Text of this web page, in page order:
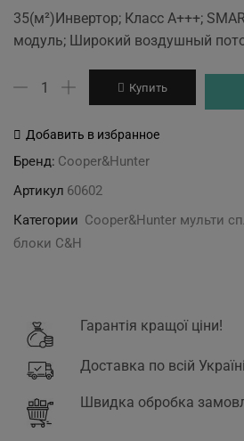
price
was:
price
is:
35(м²)Инвертор; Класс А+++;
модуль; Широкий воздушный
Количество
CH-
FB(I)
внутренний
блок
Купить
Добавить в избранное
Бренд: Cooper&Hunter
Артикул 60602
Категории Cooper&Hunter мульти
блоки C&H
Гарантія кращої ціни!
Доставка по всій
Швидка обробка